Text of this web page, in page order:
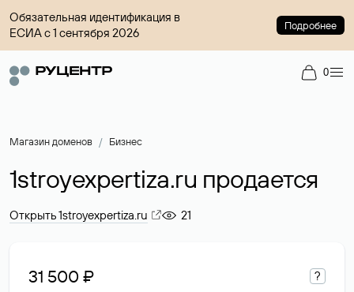
Обязательная идентификация в
ЕСИА с 1 сентября 2026
Подробнее
0
Магазин доменов Бизнес
1stroyexpertiza.ru продается
Открыть 1stroyexpertiza.ru 21
31 500 ₽ ?